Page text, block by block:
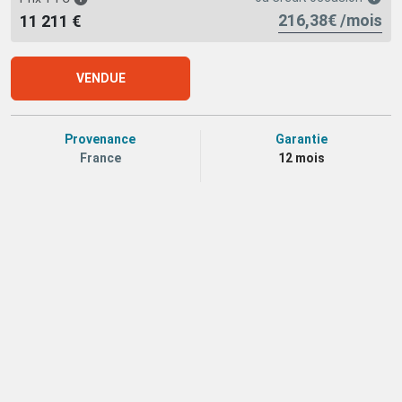
11 211 € 216,38€ /mois
VENDUE
Provenance
France
Garantie
12 mois